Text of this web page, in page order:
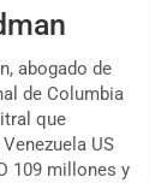
abogado de
de Columbia
que
US
109 millones y